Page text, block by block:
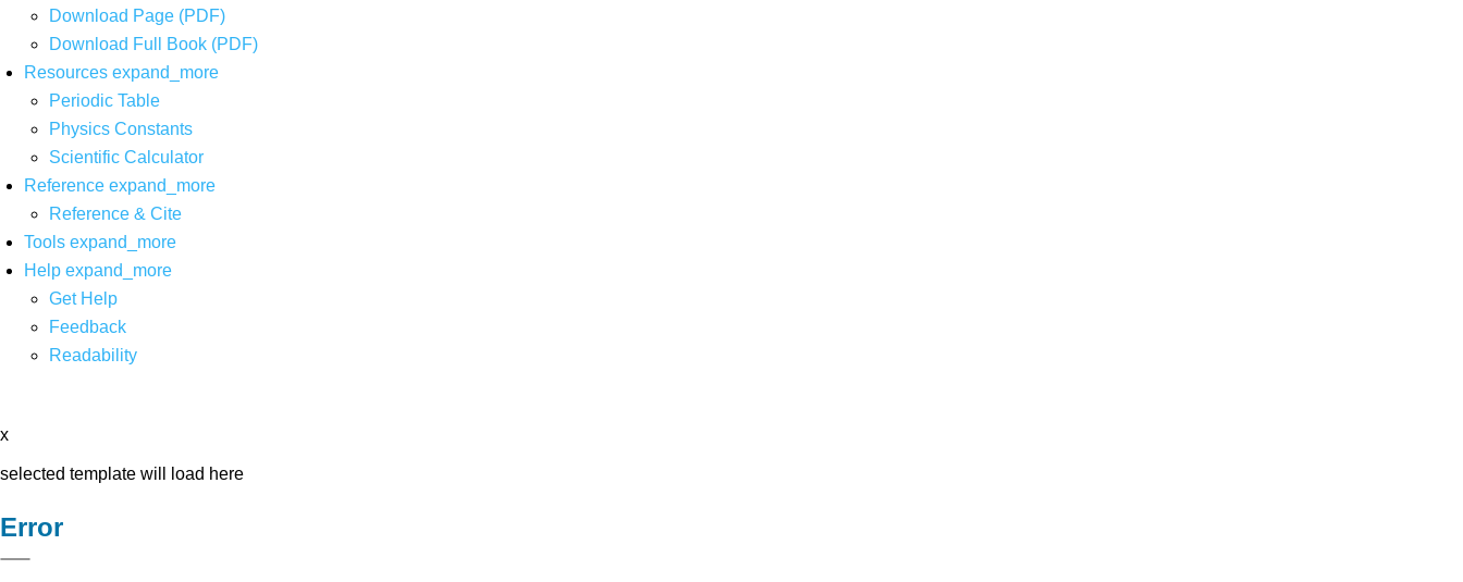
Download Page (PDF)
Download Full Book (PDF)
Resources expand_more
Periodic Table
Physics Constants
Scientific Calculator
Reference expand_more
Reference & Cite
Tools expand_more
Help expand_more
Get Help
Feedback
Readability
x
selected template will load here
Error